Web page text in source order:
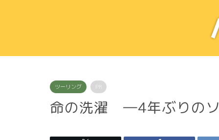
ツーリング PR
命の洗濯 ―4年ぶりの